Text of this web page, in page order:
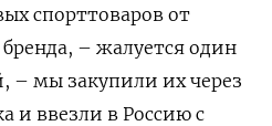
спорттоваров от
– жалуется один
– мы закупили их через
и ввезли в Россию с